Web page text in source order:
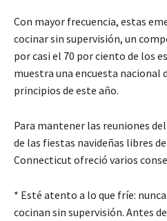
Con mayor frecuencia, estas
cocinar sin supervisión, un
por casi el 70 por ciento de los
muestra una encuesta nacional
principios de este año.
Para mantener las reuniones del
de las fiestas navideñas libres
Connecticut ofreció varios
* Esté atento a lo que fríe:
cocinan sin supervisión. Antes